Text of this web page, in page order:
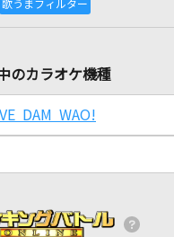
のカラオケ機種
DAM WAO!